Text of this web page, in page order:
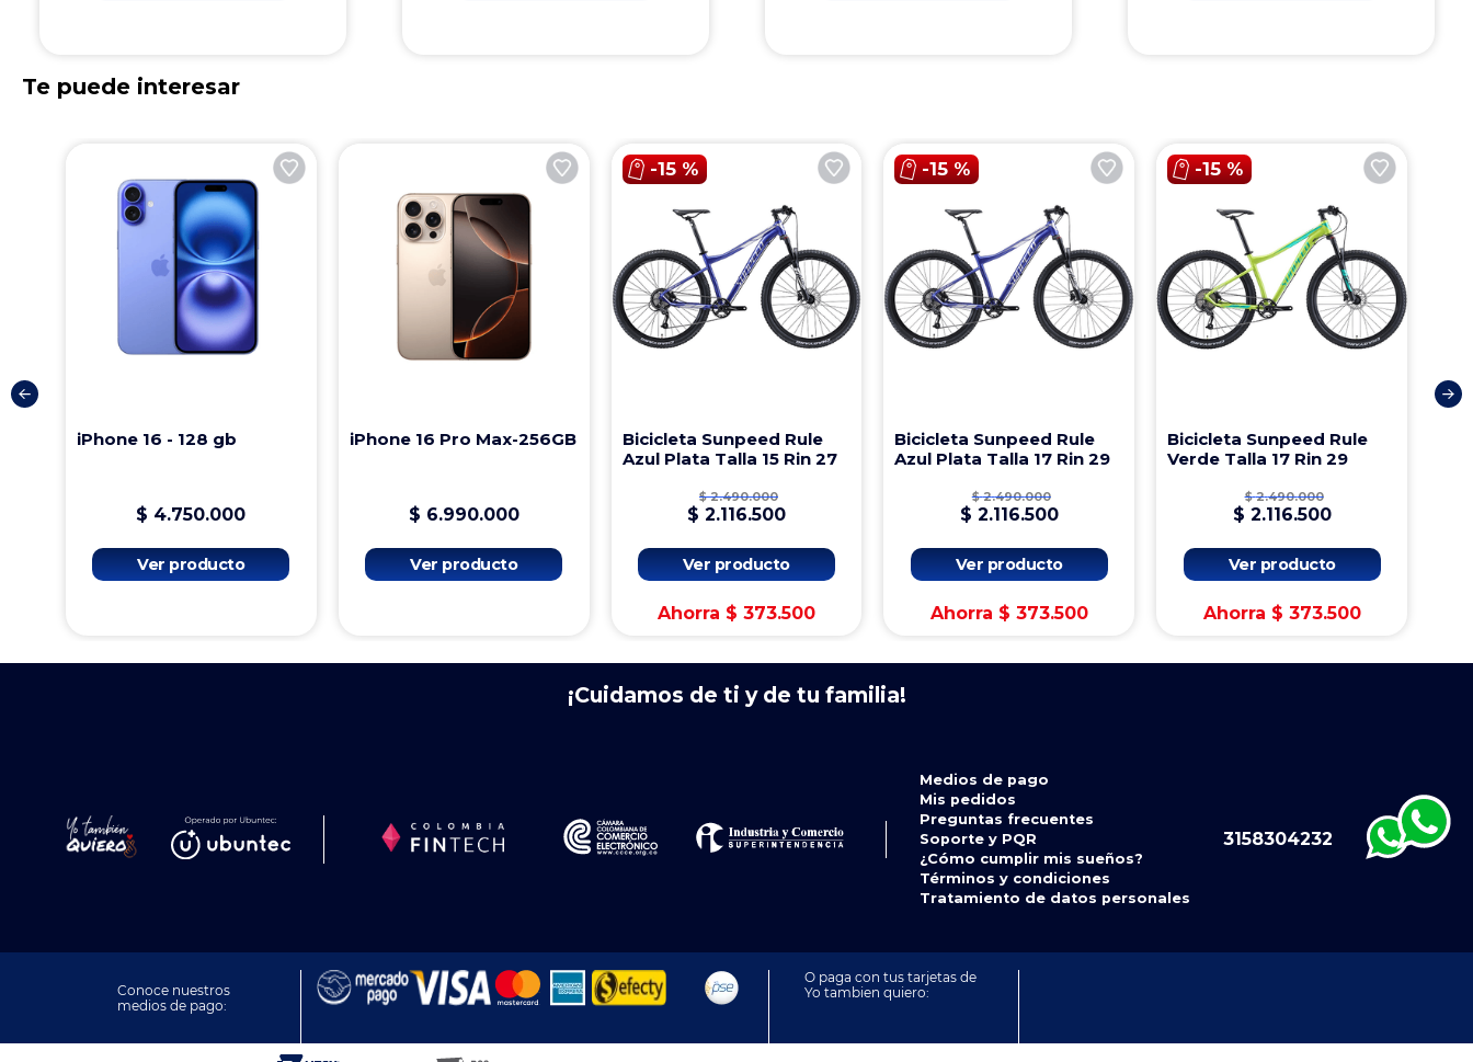
Te puede interesar
iPhone 16 - 128 gb
$ 4.750.000
Ver producto
iPhone 16 Pro Max-256GB
$ 6.990.000
Ver producto
-15 %
Bicicleta Sunpeed Rule
Azul Plata Talla 15 Rin 27
$ 2.490.000
$ 2.116.500
Ver producto
Ahorra $ 373.500
-15 %
Bicicleta Sunpeed Rule
Azul Plata Talla 17 Rin 29
$ 2.490.000
$ 2.116.500
Ver producto
Ahorra $ 373.500
-15 %
Bicicleta Sunpeed Rule
Verde Talla 17 Rin 29
$ 2.490.000
$ 2.116.500
Ver producto
Ahorra $ 373.500
¡Cuidamos de ti y de tu familia!
Medios de pago
Mis pedidos
Preguntas frecuentes
Soporte y PQR
¿Cómo cumplir mis sueños?
Términos y condiciones
Tratamiento de datos personales
3158304232
Conoce nuestros
medios de pago:
O paga con tus tarjetas de
Yo tambien quiero: